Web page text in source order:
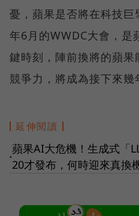
憂，蘋果是否將在科技
年6月的WWDC大會，是
鍵時刻，陣前換將的蘋
競爭力，將成為接下來幾
延伸閱讀
●
蘋果AI大危機！生成式「
20才發布，何時迎來真換